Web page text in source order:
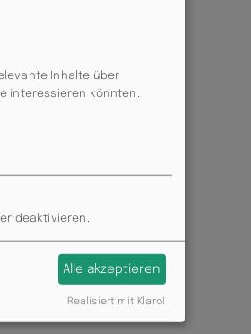
Inhalte über
interessieren könnten.
deaktivieren.
Alle akzeptieren
Realisiert mit Klaro!